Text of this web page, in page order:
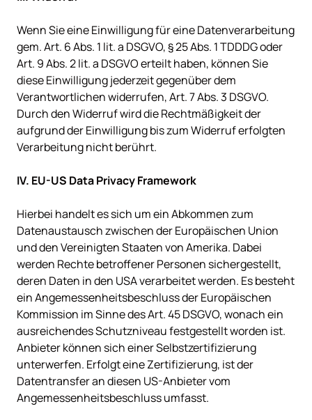
Wenn Sie eine Einwilligung für eine Datenverarbeitung
gem. Art. 6 Abs. 1 lit. a DSGVO, § 25 Abs. 1 TDDDG oder
Art. 9 Abs. 2 lit. a DSGVO erteilt haben, können Sie
diese Einwilligung jederzeit gegenüber dem
Verantwortlichen widerrufen, Art. 7 Abs. 3 DSGVO.
Durch den Widerruf wird die Rechtmäßigkeit der
aufgrund der Einwilligung bis zum Widerruf erfolgten
Verarbeitung nicht berührt.
Hierbei handelt es sich um ein Abkommen zum
Datenaustausch zwischen der Europäischen Union
und den Vereinigten Staaten von Amerika. Dabei
werden Rechte betroffener Personen sichergestellt,
deren Daten in den USA verarbeitet werden. Es besteht
ein Angemessenheitsbeschluss der Europäischen
Kommission im Sinne des Art. 45 DSGVO, wonach ein
ausreichendes Schutzniveau festgestellt worden ist.
Anbieter können sich einer Selbstzertifizierung
unterwerfen. Erfolgt eine Zertifizierung, ist der
Datentransfer an diesen US-Anbieter vom
Angemessenheitsbeschluss umfasst.